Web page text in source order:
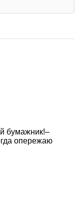
бумажник!–
опережаю